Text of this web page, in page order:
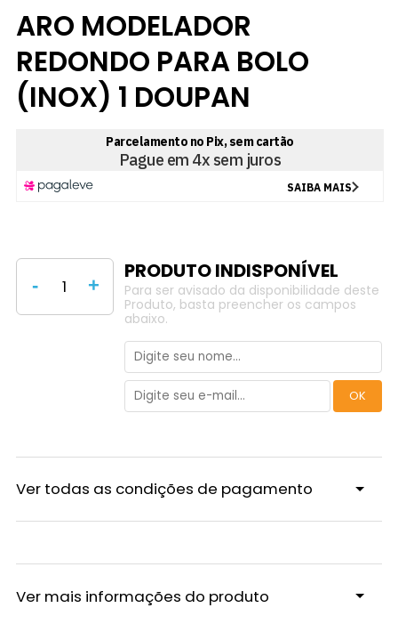
ARO MODELADOR
REDONDO PARA BOLO
(INOX) 1 DOUPAN
- +
Para ser avisado da disponibilidade deste
Produto, basta preencher os campos
abaixo.
Ver todas as condições de pagamento
Ver mais informações do produto